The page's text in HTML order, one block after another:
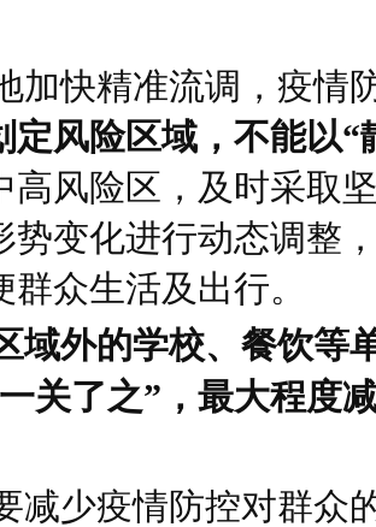
加快精准流调，疫情
定风险区域，不能以“
高风险区，及时采取
势变化进行动态调整
众生活及出行。
域外的学校、餐饮等
关了之”，最大程度
减少疫情防控对群众